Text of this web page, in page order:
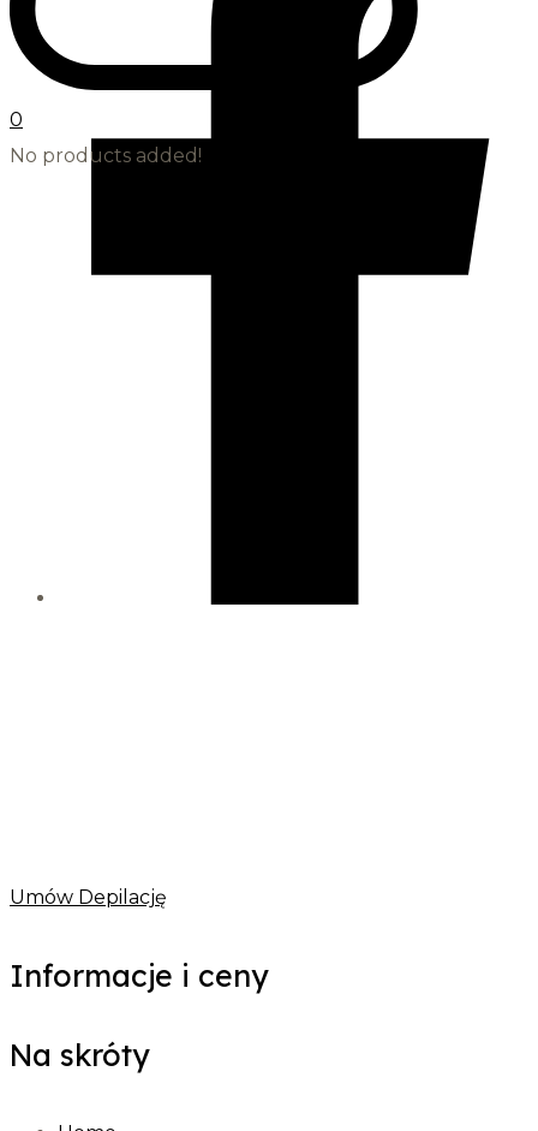
0
No products added!
Umów Depilację
Informacje i ceny
Na skróty